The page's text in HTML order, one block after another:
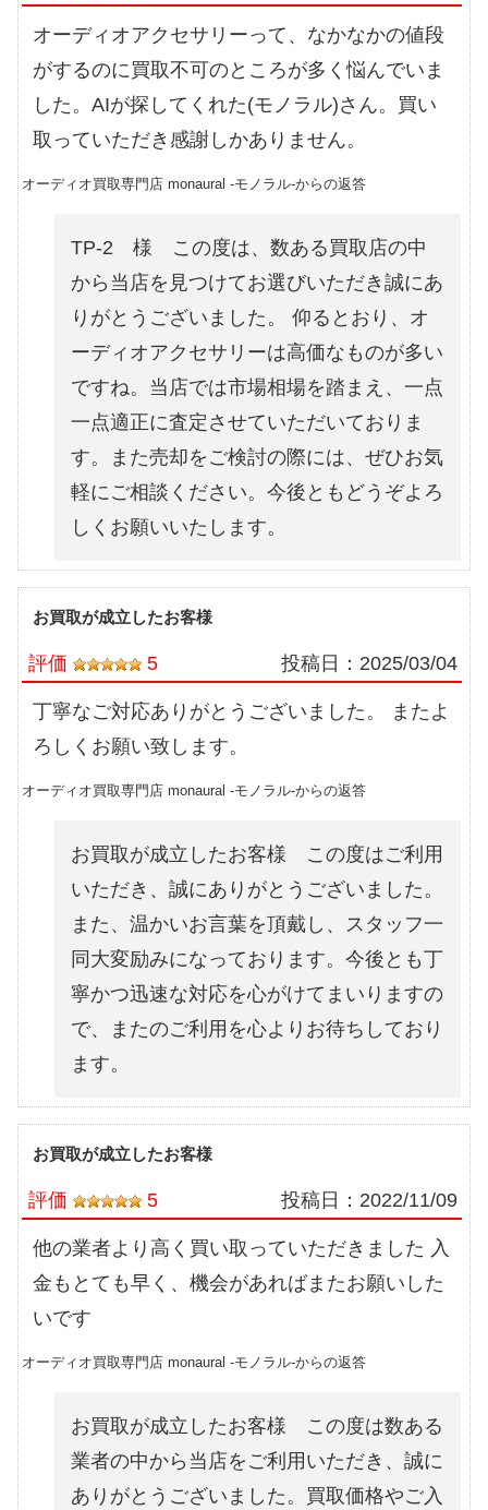
オーディオアクセサリーって、なかなかの値段
がするのに買取不可のところが多く悩んでいま
した。AIが探してくれた(モノラル)さん。買い
取っていただき感謝しかありません。
オーディオ買取専門店 monaural -モノラル-からの返答
TP-2 様 この度は、数ある買取店の中
から当店を見つけてお選びいただき誠にあ
りがとうございました。 仰るとおり、オ
ーディオアクセサリーは高価なものが多い
ですね。当店では市場相場を踏まえ、一点
一点適正に査定させていただいておりま
す。また売却をご検討の際には、ぜひお気
軽にご相談ください。今後ともどうぞよろ
しくお願いいたします。
お買取が成立したお客様
評価 5 投稿日： 2025/03/04
丁寧なご対応ありがとうございました。 またよ
ろしくお願い致します。
オーディオ買取専門店 monaural -モノラル-からの返答
お買取が成立したお客様 この度はご利用
いただき、誠にありがとうございました。
また、温かいお言葉を頂戴し、スタッフ一
同大変励みになっております。今後とも丁
寧かつ迅速な対応を心がけてまいりますの
で、またのご利用を心よりお待ちしており
ます。
お買取が成立したお客様
評価 5 投稿日： 2022/11/09
他の業者より高く買い取っていただきました 入
金もとても早く、機会があればまたお願いした
いです
オーディオ買取専門店 monaural -モノラル-からの返答
お買取が成立したお客様 この度は数ある
業者の中から当店をご利用いただき、誠に
ありがとうございました。買取価格やご入